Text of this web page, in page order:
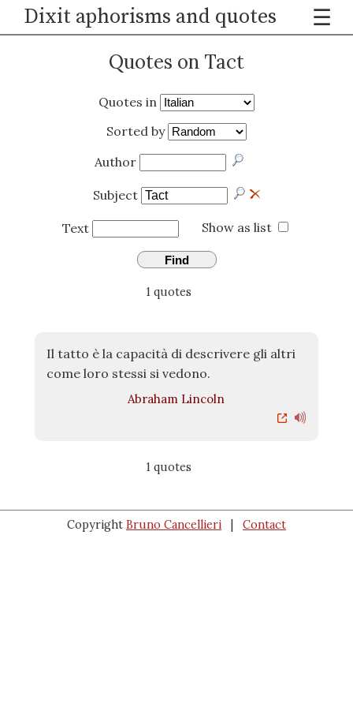
Dixit aphorisms and quotes
☰
Quotes on Tact
Quotes in
Sorted by
Author
Subject
Text Show as list
Find
1 quotes
Il tatto è la capacità di descrivere gli altri
come loro stessi si vedono.
Abraham Lincoln
1 quotes
Copyright Bruno Cancellieri Contact